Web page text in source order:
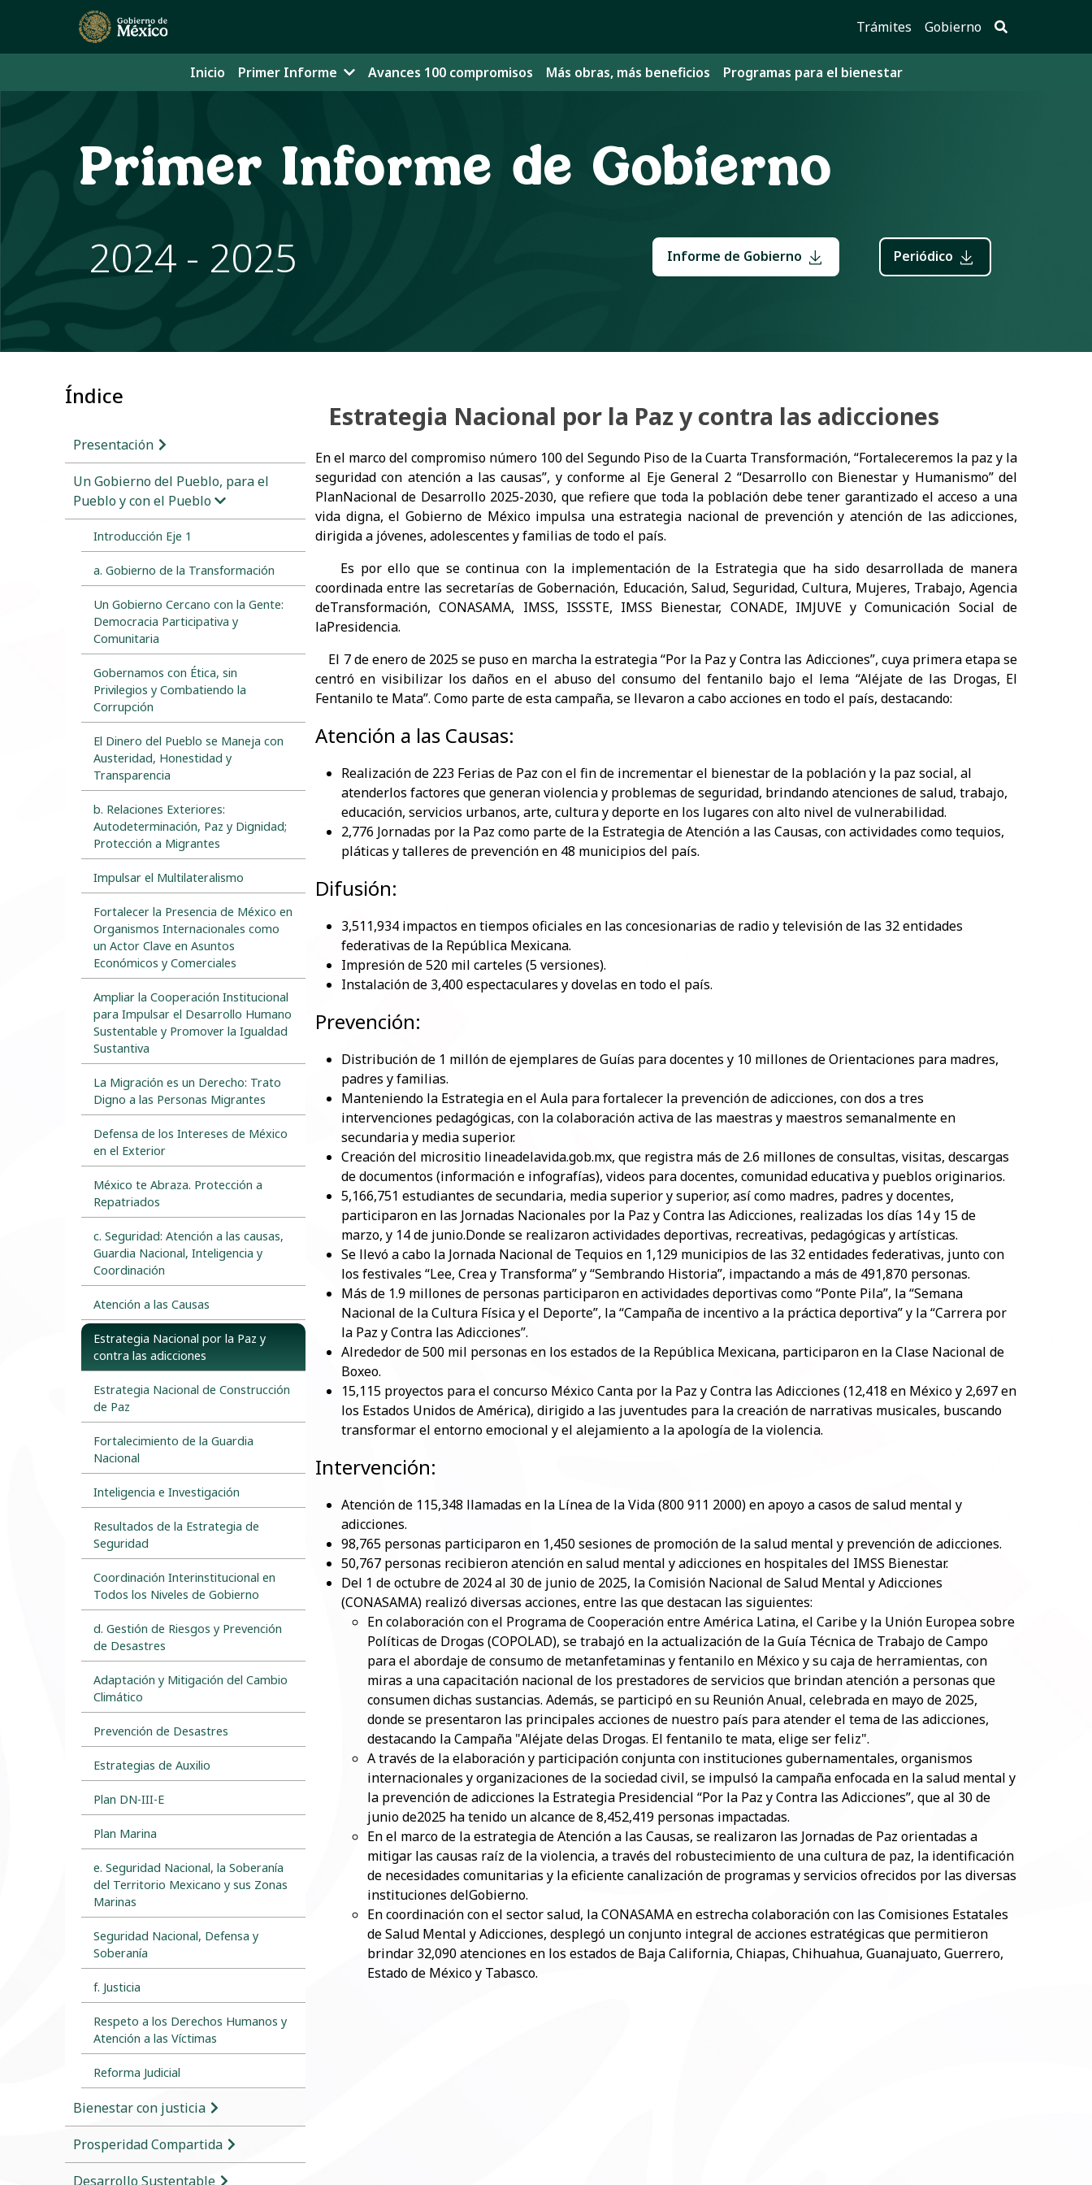
Trámites Gobierno
Inicio Primer Informe Avances 100 compromisos Más obras, más beneficios Programas para el bienestar
Primer Informe de Gobierno
2024 - 2025 Informe de Gobierno Periódico
Índice
Presentación
Un Gobierno del Pueblo, para el
Pueblo y con el Pueblo
Introducción Eje 1
a. Gobierno de la Transformación
Un Gobierno Cercano con la Gente:
Democracia Participativa y
Comunitaria
Gobernamos con Ética, sin
Privilegios y Combatiendo la
Corrupción
El Dinero del Pueblo se Maneja con
Austeridad, Honestidad y
Transparencia
b. Relaciones Exteriores:
Autodeterminación, Paz y Dignidad;
Protección a Migrantes
Impulsar el Multilateralismo
Fortalecer la Presencia de México en
Organismos Internacionales como
un Actor Clave en Asuntos
Económicos y Comerciales
Ampliar la Cooperación Institucional
para Impulsar el Desarrollo Humano
Sustentable y Promover la Igualdad
Sustantiva
La Migración es un Derecho: Trato
Digno a las Personas Migrantes
Defensa de los Intereses de México
en el Exterior
México te Abraza. Protección a
Repatriados
c. Seguridad: Atención a las causas,
Guardia Nacional, Inteligencia y
Coordinación
Atención a las Causas
Estrategia Nacional por la Paz y
contra las adicciones
Estrategia Nacional de Construcción
de Paz
Fortalecimiento de la Guardia
Nacional
Inteligencia e Investigación
Resultados de la Estrategia de
Seguridad
Coordinación Interinstitucional en
Todos los Niveles de Gobierno
d. Gestión de Riesgos y Prevención
de Desastres
Adaptación y Mitigación del Cambio
Climático
Prevención de Desastres
Estrategias de Auxilio
Plan DN-III-E
Plan Marina
e. Seguridad Nacional, la Soberanía
del Territorio Mexicano y sus Zonas
Marinas
Seguridad Nacional, Defensa y
Soberanía
f. Justicia
Respeto a los Derechos Humanos y
Atención a las Víctimas
Reforma Judicial
Bienestar con justicia
Prosperidad Compartida
Desarrollo Sustentable
Estrategia Nacional por la Paz y contra las adicciones
En el marco del compromiso número 100 del Segundo Piso de la Cuarta Transformación, “Fortaleceremos la paz y la
seguridad con atención a las causas”, y conforme al Eje General 2 “Desarrollo con Bienestar y Humanismo” del
PlanNacional de Desarrollo 2025-2030, que refiere que toda la población debe tener garantizado el acceso a una
vida digna, el Gobierno de México impulsa una estrategia nacional de prevención y atención de las adicciones,
dirigida a jóvenes, adolescentes y familias de todo el país.
Es por ello que se continua con la implementación de la Estrategia que ha sido desarrollada de manera
coordinada entre las secretarías de Gobernación, Educación, Salud, Seguridad, Cultura, Mujeres, Trabajo, Agencia
deTransformación, CONASAMA, IMSS, ISSSTE, IMSS Bienestar, CONADE, IMJUVE y Comunicación Social de
laPresidencia.
El 7 de enero de 2025 se puso en marcha la estrategia “Por la Paz y Contra las Adicciones”, cuya primera etapa se
centró en visibilizar los daños en el abuso del consumo del fentanilo bajo el lema “Aléjate de las Drogas, El
Fentanilo te Mata”. Como parte de esta campaña, se llevaron a cabo acciones en todo el país, destacando:
Atención a las Causas:
Realización de 223 Ferias de Paz con el fin de incrementar el bienestar de la población y la paz social, al
atenderlos factores que generan violencia y problemas de seguridad, brindando atenciones de salud, trabajo,
educación, servicios urbanos, arte, cultura y deporte en los lugares con alto nivel de vulnerabilidad.
2,776 Jornadas por la Paz como parte de la Estrategia de Atención a las Causas, con actividades como tequios,
pláticas y talleres de prevención en 48 municipios del país.
Difusión:
3,511,934 impactos en tiempos oficiales en las concesionarias de radio y televisión de las 32 entidades
federativas de la República Mexicana.
Impresión de 520 mil carteles (5 versiones).
Instalación de 3,400 espectaculares y dovelas en todo el país.
Prevención:
Distribución de 1 millón de ejemplares de Guías para docentes y 10 millones de Orientaciones para madres,
padres y familias.
Manteniendo la Estrategia en el Aula para fortalecer la prevención de adicciones, con dos a tres
intervenciones pedagógicas, con la colaboración activa de las maestras y maestros semanalmente en
secundaria y media superior.
Creación del micrositio lineadelavida.gob.mx, que registra más de 2.6 millones de consultas, visitas, descargas
de documentos (información e infografías), videos para docentes, comunidad educativa y pueblos originarios.
5,166,751 estudiantes de secundaria, media superior y superior, así como madres, padres y docentes,
participaron en las Jornadas Nacionales por la Paz y Contra las Adicciones, realizadas los días 14 y 15 de
marzo, y 14 de junio.Donde se realizaron actividades deportivas, recreativas, pedagógicas y artísticas.
Se llevó a cabo la Jornada Nacional de Tequios en 1,129 municipios de las 32 entidades federativas, junto con
los festivales “Lee, Crea y Transforma” y “Sembrando Historia”, impactando a más de 491,870 personas.
Más de 1.9 millones de personas participaron en actividades deportivas como “Ponte Pila”, la “Semana
Nacional de la Cultura Física y el Deporte”, la “Campaña de incentivo a la práctica deportiva” y la “Carrera por
la Paz y Contra las Adicciones”.
Alrededor de 500 mil personas en los estados de la República Mexicana, participaron en la Clase Nacional de
Boxeo.
15,115 proyectos para el concurso México Canta por la Paz y Contra las Adicciones (12,418 en México y 2,697 en
los Estados Unidos de América), dirigido a las juventudes para la creación de narrativas musicales, buscando
transformar el entorno emocional y el alejamiento a la apología de la violencia.
Intervención:
Atención de 115,348 llamadas en la Línea de la Vida (800 911 2000) en apoyo a casos de salud mental y
adicciones.
98,765 personas participaron en 1,450 sesiones de promoción de la salud mental y prevención de adicciones.
50,767 personas recibieron atención en salud mental y adicciones en hospitales del IMSS Bienestar.
Del 1 de octubre de 2024 al 30 de junio de 2025, la Comisión Nacional de Salud Mental y Adicciones
(CONASAMA) realizó diversas acciones, entre las que destacan las siguientes:
En colaboración con el Programa de Cooperación entre América Latina, el Caribe y la Unión Europea sobre
Políticas de Drogas (COPOLAD), se trabajó en la actualización de la Guía Técnica de Trabajo de Campo
para el abordaje de consumo de metanfetaminas y fentanilo en México y su caja de herramientas, con
miras a una capacitación nacional de los prestadores de servicios que brindan atención a personas que
consumen dichas sustancias. Además, se participó en su Reunión Anual, celebrada en mayo de 2025,
donde se presentaron las principales acciones de nuestro país para atender el tema de las adicciones,
destacando la Campaña "Aléjate delas Drogas. El fentanilo te mata, elige ser feliz".
A través de la elaboración y participación conjunta con instituciones gubernamentales, organismos
internacionales y organizaciones de la sociedad civil, se impulsó la campaña enfocada en la salud mental y
la prevención de adicciones la Estrategia Presidencial “Por la Paz y Contra las Adicciones”, que al 30 de
junio de2025 ha tenido un alcance de 8,452,419 personas impactadas.
En el marco de la estrategia de Atención a las Causas, se realizaron las Jornadas de Paz orientadas a
mitigar las causas raíz de la violencia, a través del robustecimiento de una cultura de paz, la identificación
de necesidades comunitarias y la eficiente canalización de programas y servicios ofrecidos por las diversas
instituciones delGobierno.
En coordinación con el sector salud, la CONASAMA en estrecha colaboración con las Comisiones Estatales
de Salud Mental y Adicciones, desplegó un conjunto integral de acciones estratégicas que permitieron
brindar 32,090 atenciones en los estados de Baja California, Chiapas, Chihuahua, Guanajuato, Guerrero,
Estado de México y Tabasco.